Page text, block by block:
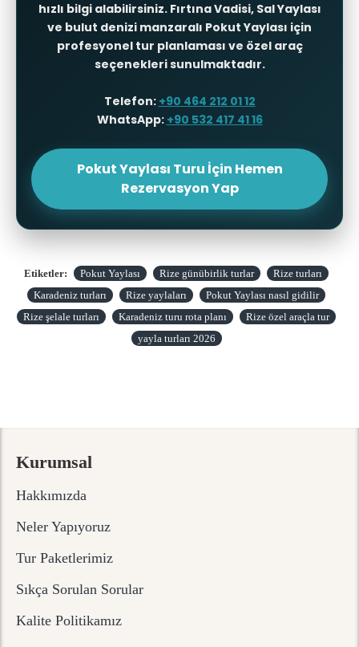
hızlı bilgi alabilirsiniz. Fırtına Vadisi, Sal Yaylası
ve bulut denizi manzaralı Pokut Yaylası için
profesyonel tur planlaması ve özel araç
seçenekleri sunulmaktadır.
Telefon: +90 464 212 01 12
WhatsApp: +90 532 417 41 16
Pokut Yaylası Turu İçin Hemen
Rezervasyon Yap
Etiketler: Pokut Yaylası Rize günübirlik turlar
Rize turları
Karadeniz turları
Rize yaylaları
Pokut Yaylası nasıl gidilir
Rize şelale turları
Karadeniz turu rota planı
Rize özel araçla tur
yayla turları 2026
Kurumsal
Hakkımızda
Neler Yapıyoruz
Tur Paketlerimiz
Sıkça Sorulan Sorular
Kalite Politikamız